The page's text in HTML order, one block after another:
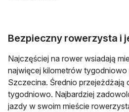
Bezpieczny rowerzysta i
Najczęściej na rower wsiadają
najwięcej kilometrów
Szczecina. Średnio przejeżdżają
tygodniowo. Najbardziej
jazdy w swoim mieście